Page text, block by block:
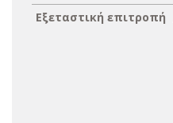
Εξεταστική επιτροπή